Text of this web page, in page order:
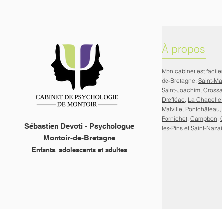
Sébastien Devoti - Psychologue
Montoir-de-Bretagne
Enfants, adolescents et adultes
À propos
Mon cabinet est
de-Bretagne, Saint-
Saint-Joachim
Drefféac La
Malville Pontchâteau
Pornichet Campbon
les-Pins et Saint-